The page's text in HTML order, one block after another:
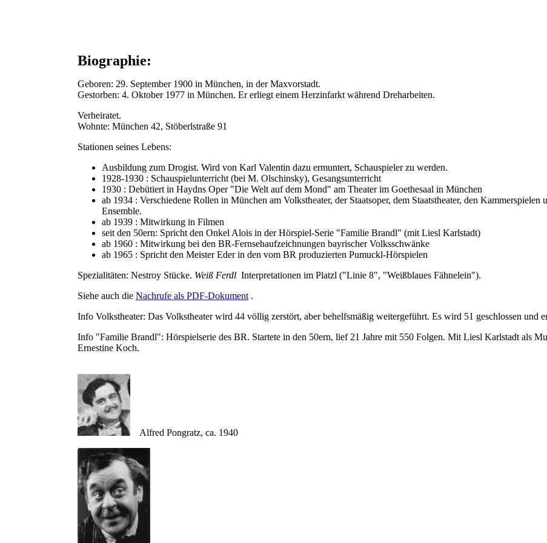
Biographie:
Geboren: 29. September 1900 in München, in der Maxvorstadt.
Gestorben: 4. Oktober 1977 in München. Er erliegt einem Herzinfarkt während Dreharbeiten.
Verheiratet.
Wohnte: München 42, Stöberlstraße 91
Stationen seines Lebens:
Ausbildung zum Drogist. Wird von Karl Valentin dazu ermuntert, Schauspieler zu werden.
1928-1930 : Schauspielunterricht (bei M. Olschinsky), Gesangsunterricht
1930 : Debütiert in Haydns Oper "Die Welt auf dem Mond" am Theater im Goethesaal in München
ab 1934 : Verschiedene Rollen in München am Volkstheater, der Staatsoper, dem Staatstheater, den Kammerspielen
Ensemble.
ab 1939 : Mitwirkung in Filmen
seit den 50ern: Spricht den Onkel Alois in der Hörspiel-Serie "Familie Brandl" (mit Liesl Karlstadt)
ab 1960 : Mitwirkung bei den BR-Fernsehaufzeichnungen bayrischer Volksschwänke
ab 1965 : Spricht den Meister Eder in den vom BR produzierten Pumuckl-Hörspielen
Spezialitäten: Nestroy Stücke. Weiß Ferdl Interpretationen im Platzl ("Linie 8", "Weißblaues Fähnelein").
Siehe auch die Nachrufe als PDF-Dokument .
Info Volkstheater: Das Volkstheater wird 44 völlig zerstört, aber behelfsmäßig weitergeführt. Es wird 51 geschlossen und
Info "Familie Brandl": Hörspielserie des BR. Startete in den 50ern, lief 21 Jahre mit 550 Folgen. Mit Liesl Karlstadt als
Ernestine Koch.
Alfred Pongratz, ca. 1940